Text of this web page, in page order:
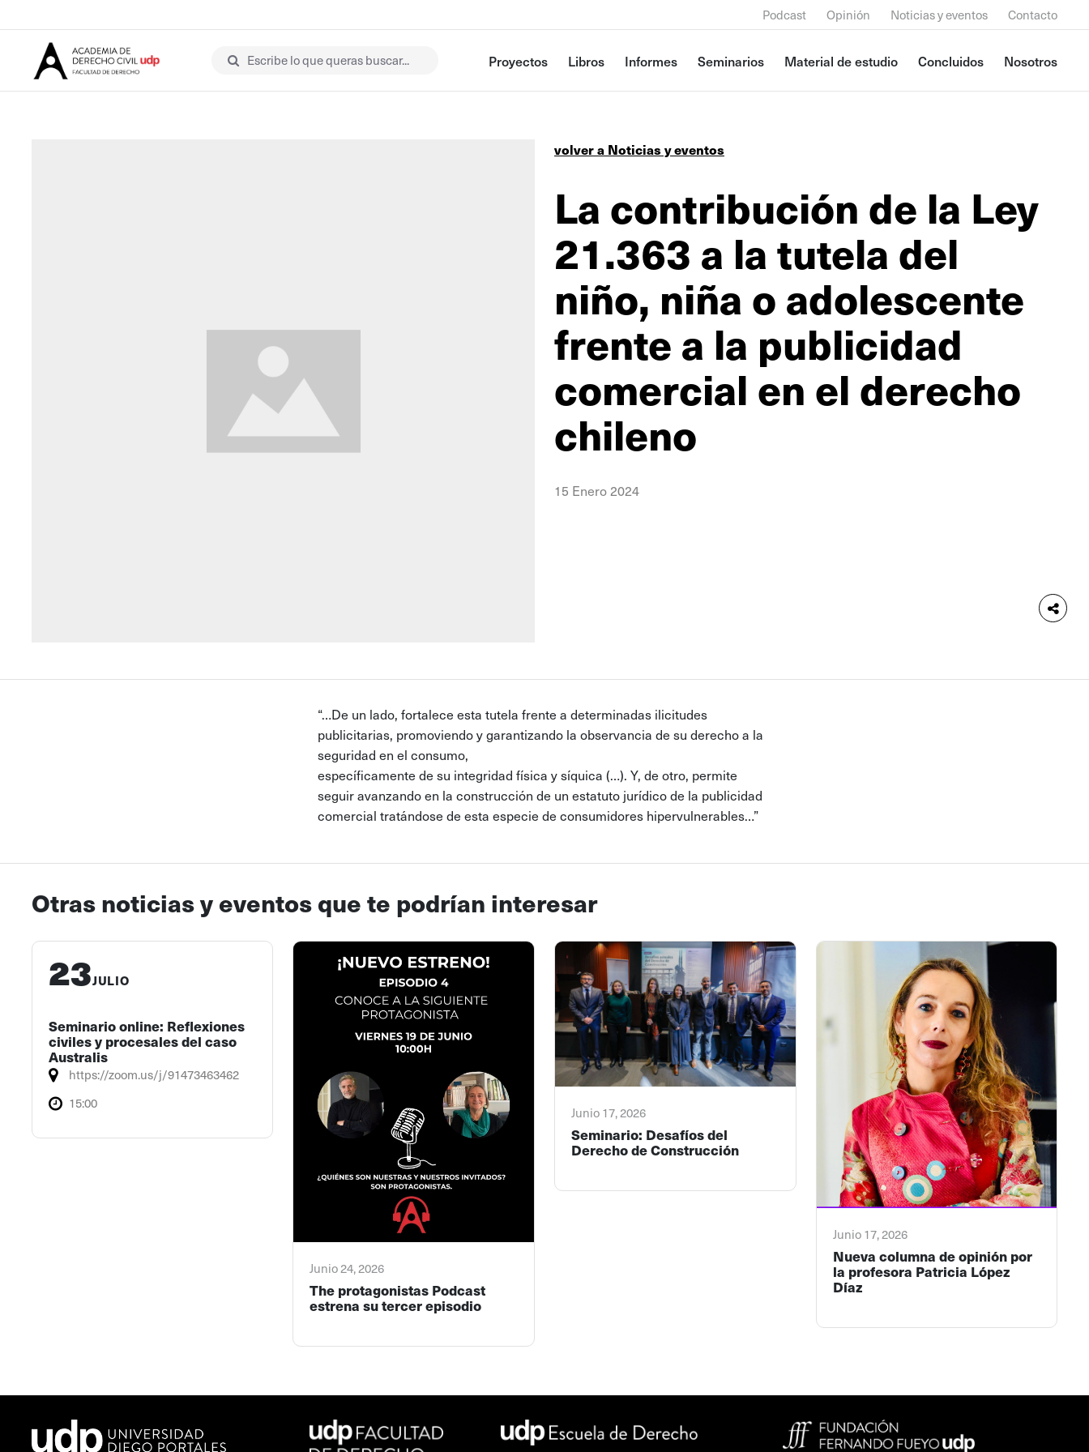
Podcast Opinión Noticias y eventos Contacto
Escribe lo que queras buscar... Proyectos Libros Informes Seminarios Material de estudio Concluidos Nosotros
volver a Noticias y eventos
La contribución de la Ley
21.363 a la tutela del
niño, niña o adolescente
frente a la publicidad
comercial en el derecho
chileno
15 Enero 2024
“…De un lado, fortalece esta tutela frente a determinadas ilicitudes
publicitarias, promoviendo y garantizando la observancia de su derecho a la
seguridad en el consumo,
específicamente de su integridad física y síquica (…). Y, de otro, permite
seguir avanzando en la construcción de un estatuto jurídico de la publicidad
comercial tratándose de esta especie de consumidores hipervulnerables…”
Otras noticias y eventos que te podrían interesar
23JULIO
Seminario online: Reflexiones
civiles y procesales del caso
Australis
https://zoom.us/j/91473463462
15:00
Junio 24, 2026
The protagonistas Podcast
estrena su tercer episodio
Junio 17, 2026
Seminario: Desafíos del
Derecho de Construcción
Junio 17, 2026
Nueva columna de opinión por
la profesora Patricia López
Díaz